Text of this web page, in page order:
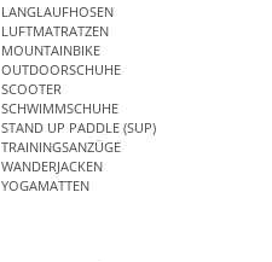
LANGLAUFHOSEN
LUFTMATRATZEN
MOUNTAINBIKE
OUTDOORSCHUHE
SCOOTER
SCHWIMMSCHUHE
STAND UP PADDLE (SUP)
TRAININGSANZÜGE
WANDERJACKEN
YOGAMATTEN